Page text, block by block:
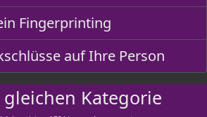
Fingerprinting
auf Ihre Person
Kategorie